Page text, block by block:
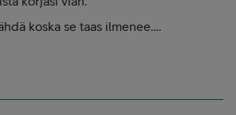
koska se taas ilmenee….